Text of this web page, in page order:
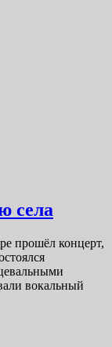
села
прошёл концерт,
вокальный